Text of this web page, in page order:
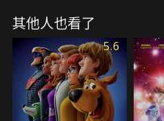
定取代羅迪，過著奢華的生活。
其他人也看了
5.6